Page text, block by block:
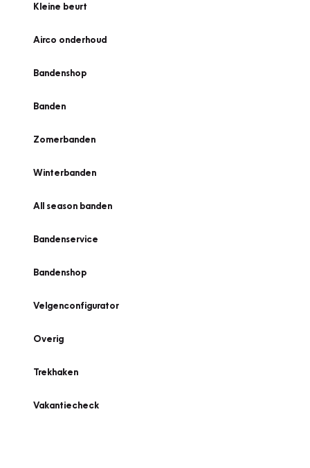
Kleine beurt
Airco onderhoud
Bandenshop
Banden
Zomerbanden
Winterbanden
All season banden
Bandenservice
Bandenshop
Velgenconfigurator
Overig
Trekhaken
Vakantiecheck